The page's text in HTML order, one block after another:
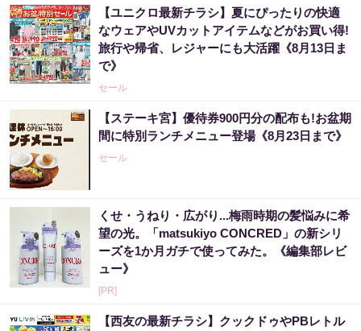
【ユニクロ最新チラシ】夏にぴったりの快適
なウェアやUVカットアイテムなどがお買い得!
旅行や帰省、レジャーにも大活躍《8月13日ま
で》
セール
【ステーキ宮】優待券900円分の配布も!お盆期
間に特別ランチメニュー登場《8月23日まで》
セール
くせ・うねり・広がり...梅雨時期の髪悩みに希
望の光。「matsukiyo CONCRED」の新シリ
ーズを1か月ガチで使ってみた。《編集部レビ
ュー》
[PR]
【西友の最新チラシ】クックドゥやPBレトル